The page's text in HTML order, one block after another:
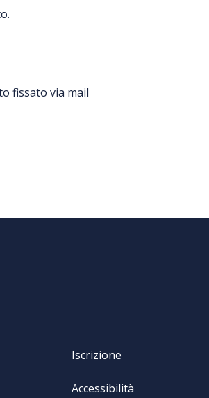
fissato via mail
Iscrizione
Accessibilità